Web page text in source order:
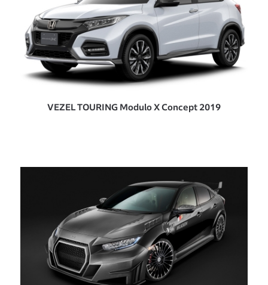
VEZEL TOURING Modulo X Concept 2019